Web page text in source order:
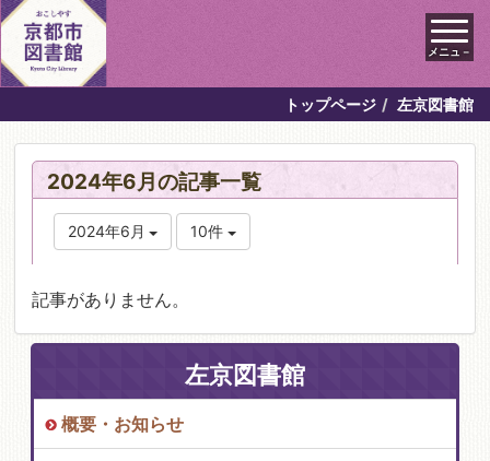
メニュ－
トップページ 左京図書館
2024年6月の記事一覧
2024年6月 10件
記事がありません。
左京図書館
概要・お知らせ